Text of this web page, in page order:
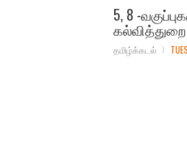
5, 8 -
தமிழ்க்கடல்